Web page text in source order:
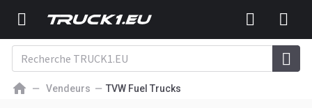
Vendeurs TVW Fuel Trucks